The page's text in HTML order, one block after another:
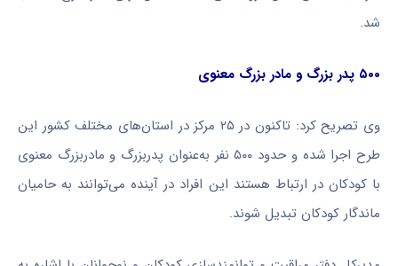
شد.
۵۰۰ پدر بزرگ و مادر بزرگ معنوی
وی تصریح کرد: تاکنون در ۲۵ مرکز در استان‌های مختلف کشور این
طرح اجرا شده و حدود ۵۰۰ نفر به‌عنوان پدربزرگ و مادربزرگ معنوی
با کودکان در ارتباط هستند این افراد در آینده می‌توانند به حامیان
ماندگار کودکان تبدیل شوند.